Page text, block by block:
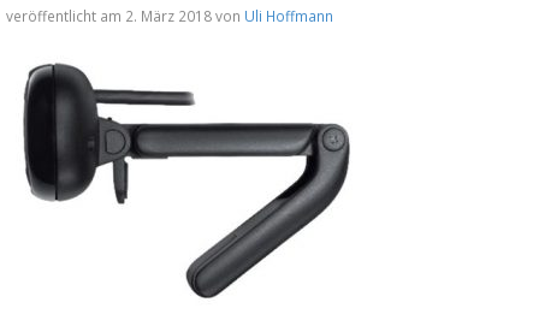
veröffentlicht am 2. März 2018 von Uli Hoffmann